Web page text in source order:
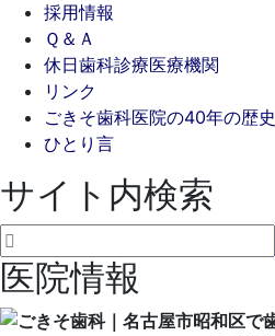
採用情報
Ｑ＆Ａ
休日歯科診療医療機関
リンク
ごきそ歯科医院の40年の歴史
ひとり言
サイト内検索
医院情報